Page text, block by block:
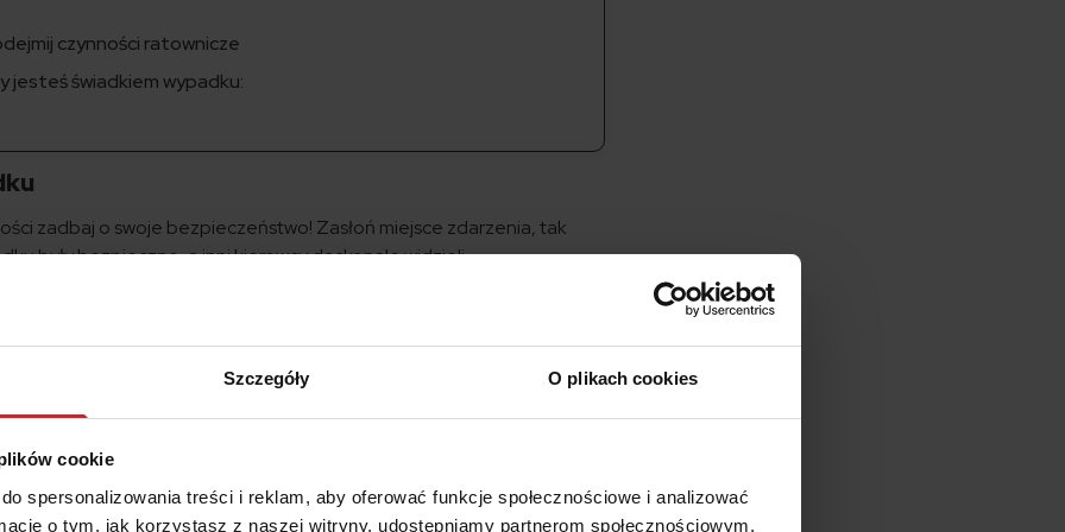
Szczegóły O plikach cookies
cookie
spersonalizowania treści i reklam, aby oferować funkcje społecznościowe i analizować
o tym, jak korzystasz z naszej witryny, udostępniamy partnerom społecznościowym,
czynności ratownicze
jesteś świadkiem wypadku:
zadbaj o swoje bezpieczeństwo! Zasłoń miejsce zdarzenia, tak
były bezpieczne, a inni kierowcy doskonale widzieli
światła awaryjne i postojowe, a w nocy światła mijania, żeby
się wypadek.
trójkąt
załóż kamizelkę odblaskową
już tak. Lepiej ją mieć w samochodzie.
Teraz je pamiętasz, ale w sytuacji stresowej może się okazać,